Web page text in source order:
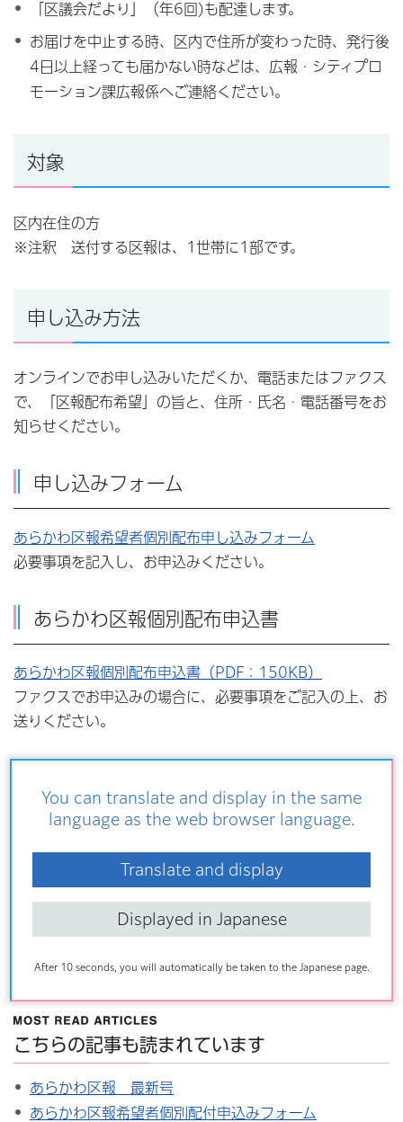
You can translate and display in the same
language as the web browser language.
Translate and display
Displayed in Japanese
After 10 seconds, you will automatically be taken to the Japanese page.
「区議会だより」（年6回)も配達します。
お届けを中止する時、区内で住所が変わった時、発行後
4日以上経っても届かない時などは、広報・シティプロ
モーション課広報係へご連絡ください。
対象
区内在住の方
※注釈 送付する区報は、1世帯に1部です。
申し込み方法
オンラインでお申し込みいただくか、電話またはファクス
で、「区報配布希望」の旨と、住所・氏名・電話番号をお
知らせください。
申し込みフォーム
あらかわ区報希望者個別配布申し込みフォーム
必要事項を記入し、お申込みください。
あらかわ区報個別配布申込書
あらかわ区報個別配布申込書（PDF：150KB）
ファクスでお申込みの場合に、必要事項をご記入の上、お
送りください。
お問い合わせ
〒116-8501荒川区荒川二丁目2番3号（本庁舎4
電話番号：03-3802-3111（内線：2132）
こちらの記事も読まれています
あらかわ区報 最新号
あらかわ区報希望者個別配付申込みフォーム